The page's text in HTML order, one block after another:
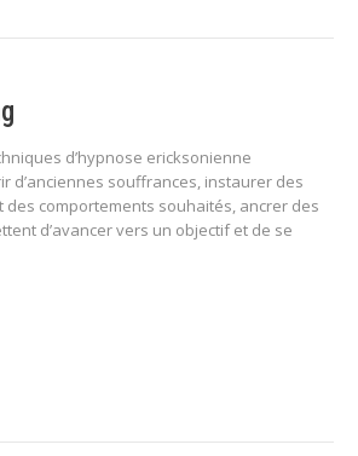
d’hypnose ericksonienne
d’anciennes souffrances, instaurer des
des comportements souhaités, ancrer des
d’avancer vers un objectif et de se